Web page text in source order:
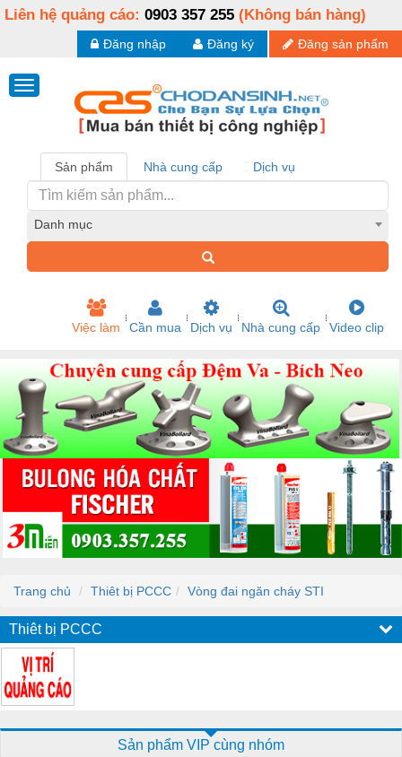
Liên hệ quảng cáo: 0903 357 255 (Không bán hàng)
Đăng sản phẩm
Đăng ký
Đăng nhập
Sản phẩm Nhà cung cấp Dịch vụ
Danh mục
Việc làm Cần mua Dịch vụ Nhà cung cấp Video clip
Trang chủ Thiêt bị PCCC Vòng đai ngăn cháy STI
Thiêt bị PCCC
Sản phẩm VIP cùng nhóm